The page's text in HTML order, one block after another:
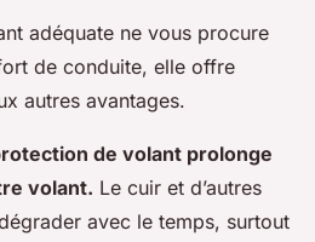
adéquate ne vous procure
de conduite, elle offre
autres avantages.
de volant prolonge
volant. Le cuir et d’autres
avec le temps, surtout